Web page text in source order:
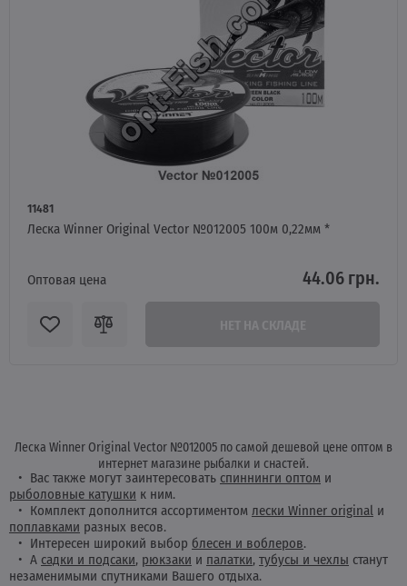
11481
Леска Winner Original Vector №012005 100м 0,22мм *
Оптовая цена 44.06 грн.
Леска Winner Original Vector №012005 по самой дешевой цене оптом в
интернет магазине рыбалки и снастей.
Вас также могут заинтересовать спиннинги оптом и
рыболовные катушки к ним.
Комплект дополнится ассортиментомлески Winner original и
поплавками разных весов.
Интересен широкий выбор блесен и воблеров.
А садки и подсаки, рюкзаки и палатки,тубусы и чехлы станут
незаменимыми спутниками Вашего отдыха.